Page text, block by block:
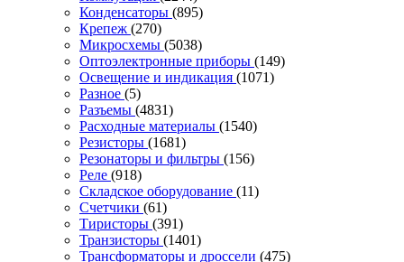
Конденсаторы (895)
Крепеж (270)
Микросхемы (5038)
Оптоэлектронные приборы (149)
Освещение и индикация (1071)
Разное (5)
Разъемы (4831)
Расходные материалы (1540)
Резисторы (1681)
Резонаторы и фильтры (156)
Реле (918)
Складское оборудование (11)
Счетчики (61)
Тиристоры (391)
Транзисторы (1401)
Трансформаторы и дроссели (475)